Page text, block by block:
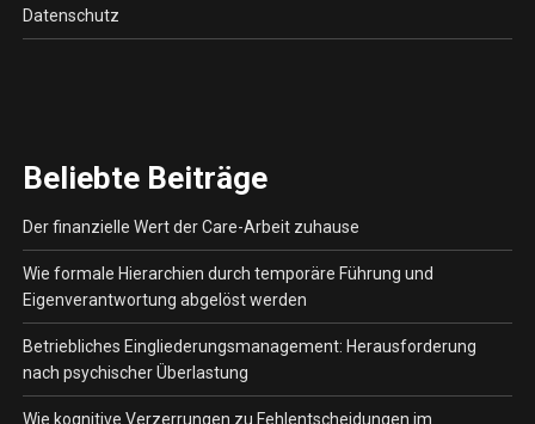
Datenschutz
Beliebte Beiträge
Der finanzielle Wert der Care-Arbeit zuhause
Wie formale Hierarchien durch temporäre Führung und
Eigenverantwortung abgelöst werden
Betriebliches Eingliederungsmanagement: Herausforderung
nach psychischer Überlastung
Wie kognitive Verzerrungen zu Fehlentscheidungen im